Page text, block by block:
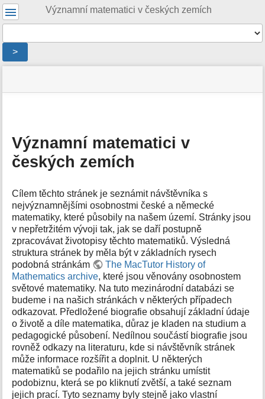
Významní matematici v českých zemích
Nástroje
>
Uživatelské
nástroje
stránky
pro
e
t
a
d
t
a
s
t
r
á
n
k
y
Významní matematici v
českých zemích
Cílem těchto stránek je seznámit návštěvníka s
nejvýznamnějšími osobnostmi české a německé
matematiky, které působily na našem území. Stránky jsou
v nepřetržitém vývoji tak, jak se daří postupně
zpracovávat životopisy těchto matematiků. Výsledná
struktura stránek by měla být v základních rysech
podobná stránkám
The MacTutor History of
Mathematics archive, které jsou věnovány osobnostem
světové matematiky. Na tuto mezinárodní databázi se
budeme i na našich stránkách v některých případech
odkazovat. Předložené biografie obsahují základní údaje
o životě a díle matematika, důraz je kladen na studium a
pedagogické působení. Nedílnou součástí biografie jsou
rovněž odkazy na literaturu, kde si návštěvník stránek
může informace rozšířit a doplnit. U některých
matematiků se podařilo na jejich stránku umístit
podobiznu, která se po kliknutí zvětší, a také seznam
jejich prací. Tyto seznamy byly stejně jako vlastní